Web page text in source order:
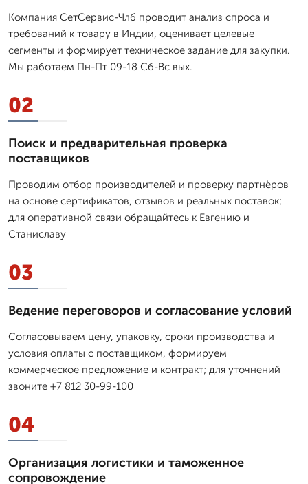
Компания СетСервис-Члб проводит анализ спроса и
требований к товару в Индии, оценивает целевые
сегменты и формирует техническое задание для закупки.
Мы работаем Пн-Пт 09-18 Сб-Вс вых.
02
Поиск и предварительная проверка
поставщиков
Проводим отбор производителей и проверку партнёров
на основе сертификатов, отзывов и реальных поставок;
для оперативной связи обращайтесь к Евгению и
Станиславу
03
Ведение переговоров и согласование условий
Согласовываем цену, упаковку, сроки производства и
условия оплаты с поставщиком, формируем
коммерческое предложение и контракт; для уточнений
звоните +7 812 30-99-100
04
Организация логистики и таможенное
сопровождение